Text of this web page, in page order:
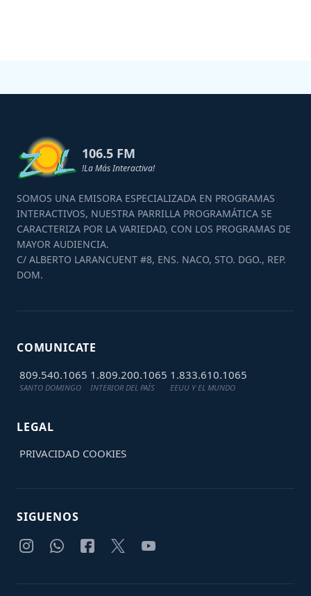
106.5 FM
!La Más Interactiva!
SOMOS UNA EMISORA ESPECIALIZADA EN PROGRAMAS
INTERACTIVOS, NUESTRA PARRILLA PROGRAMÁTICA SE
CARACTERIZA POR LA VARIEDAD, CON LOS PROGRAMAS DE
MAYOR AUDIENCIA.
C/ ALBERTO LARANCUENT #8, ENS. NACO, STO. DGO., REP.
DOM.
COMUNICATE
809.540.1065
SANTO DOMINGO
1.809.200.1065
INTERIOR DEL PAÍS
1.833.610.1065
EEUU Y EL MUNDO
LEGAL
PRIVACIDAD COOKIES
SIGUENOS